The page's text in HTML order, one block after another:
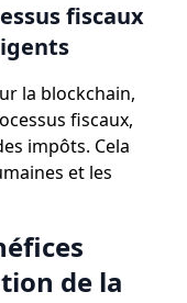
fiscaux
la blockchain,
fiscaux,
impôts. Cela
et les
de la